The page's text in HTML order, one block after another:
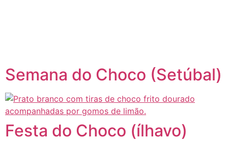
Semana do Choco (Setúbal)
Festa do Choco (ílhavo)